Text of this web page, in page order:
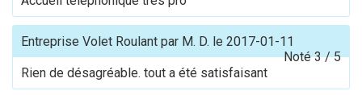
Entreprise Volet Roulant par M. D. le 2017-01-11
Noté3/5
Rien de désagréable. tout a été satisfaisant